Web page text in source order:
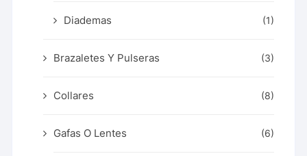
Diademas (1)
Brazaletes Y Pulseras (3)
Collares (8)
Gafas O Lentes (6)